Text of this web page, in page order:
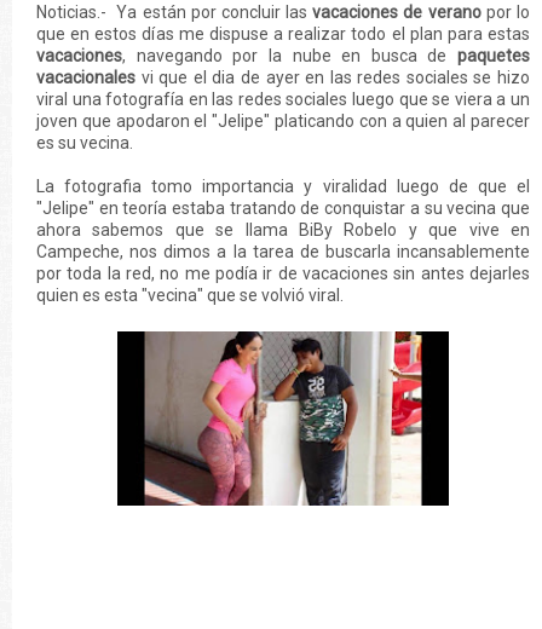
Noticias.- Ya están por concluir lasvacaciones de veranopor lo
que en estos días me dispuse a realizar todo el plan para estas
vacaciones, navegando por la nube en busca de paquetes
vacacionales vi que el dia de ayer en las redes sociales se hizo
viral una fotografía en las redes sociales luego que se viera a un
joven que apodaron el "Jelipe" platicando con a quien al parecer
es su vecina.
La fotografia tomo importancia y viralidad luego de que el
"Jelipe" en teoría estaba tratando de conquistar a su vecina que
ahora sabemos que se llama BiBy Robelo y que vive en
Campeche, nos dimos a la tarea de buscarla incansablemente
por toda la red, no me podía ir de vacaciones sin antes dejarles
quien es esta "vecina" que se volvió viral.